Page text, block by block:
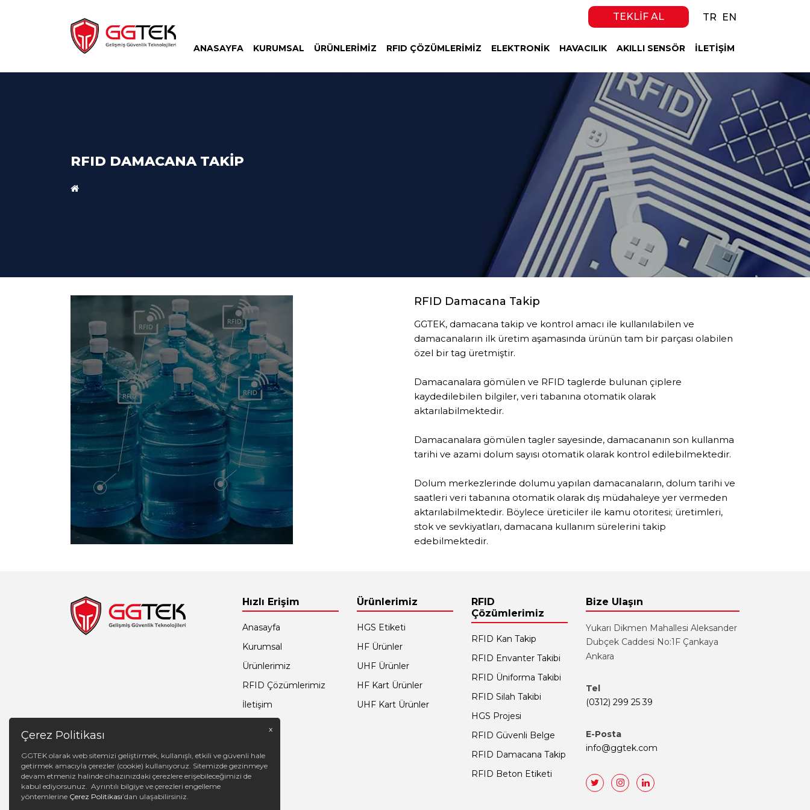
TEKLIF AL TR EN
ANASAYFA KURUMSAL ÜRÜNLERIMIZ RFID ÇÖZÜMLERIMIZ ELEKTRONIK HAVACILIK AKILLI SENSÖR İLETIŞIM
RFID DAMACANA TAKIP
RFID Damacana Takip
GGTEK, damacana takip ve kontrol amacı ile kullanılabilen ve
damacanaların ilk üretim aşamasında ürünün tam bir parçası olabilen
özel bir tag üretmiştir.
Damacanalara gömülen ve RFID taglerde bulunan çiplere
kaydedilebilen bilgiler, veri tabanına otomatik olarak
aktarılabilmektedir.
Damacanalara gömülen tagler sayesinde, damacananın son kullanma
tarihi ve azami dolum sayısı otomatik olarak kontrol edilebilmektedir.
Dolum merkezlerinde dolumu yapılan damacanaların, dolum tarihi ve
saatleri veri tabanına otomatik olarak dış müdahaleye yer vermeden
aktarılabilmektedir. Böylece üreticiler ile kamu otoritesi; üretimleri,
stok ve sevkiyatları, damacana kullanım sürelerini takip
edebilmektedir.
Hızlı Erişim
Anasayfa
Kurumsal
Ürünlerimiz
RFID Çözümlerimiz
İletişim
Ürünlerimiz
HGS Etiketi
HF Ürünler
UHF Ürünler
HF Kart Ürünler
UHF Kart Ürünler
RFID
Çözümlerimiz
RFID Kan Takip
RFID Envanter Takibi
RFID Üniforma Takibi
RFID Silah Takibi
HGS Projesi
RFID Güvenli Belge
RFID Damacana Takip
RFID Beton Etiketi
Bize Ulaşın
Yukarı Dikmen Mahallesi Aleksander
Dubçek Caddesi No:1F Çankaya
Ankara
Tel
(0312) 299 25 39
E-Posta
info@ggtek.com
x
Çerez Politikası
GGTEK olarak web sitemizi geliştirmek, kullanışlı, etkili ve güvenli hale
getirmek amacıyla çerezler (cookie) kullanıyoruz. Sitemizde gezinmeye
devam etmeniz halinde cihazınızdaki çerezlere erişebileceğimizi de
kabul ediyorsunuz. Ayrıntılı bilgiye ve çerezleri engelleme
yöntemlerine Çerez Politikası’dan ulaşabilirsiniz.